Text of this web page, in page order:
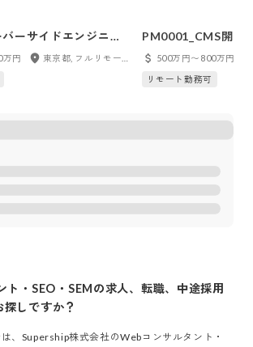
ーサイドエンジニア
業）_6m
万円
PM0001_CMS開発
500万円〜800万円
リモート勤務可
ト・SEO・SEMの求人、転職、中途採用
しですか？
、 Supership株式会社のWebコンサルタント・